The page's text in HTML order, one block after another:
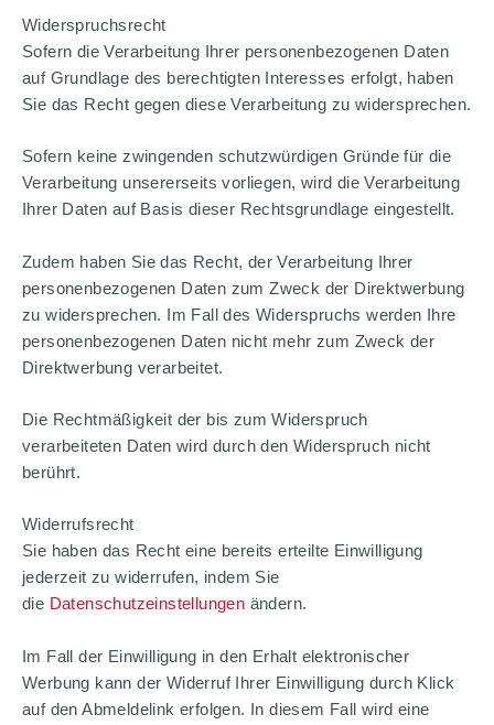
Widerspruchsrecht
Sofern die Verarbeitung Ihrer personenbezogenen Daten
auf Grundlage des berechtigten Interesses erfolgt, haben
Sie das Recht gegen diese Verarbeitung zu widersprechen.
Sofern keine zwingenden schutzwürdigen Gründe für die
Verarbeitung unsererseits vorliegen, wird die Verarbeitung
Ihrer Daten auf Basis dieser Rechtsgrundlage eingestellt.
Zudem haben Sie das Recht, der Verarbeitung Ihrer
personenbezogenen Daten zum Zweck der Direktwerbung
zu widersprechen. Im Fall des Widerspruchs werden Ihre
personenbezogenen Daten nicht mehr zum Zweck der
Direktwerbung verarbeitet.
Die Rechtmäßigkeit der bis zum Widerspruch
verarbeiteten Daten wird durch den Widerspruch nicht
berührt.
Widerrufsrecht
Sie haben das Recht eine bereits erteilte Einwilligung
jederzeit zu widerrufen, indem Sie
die Datenschutzeinstellungen ändern.
Im Fall der Einwilligung in den Erhalt elektronischer
Werbung kann der Widerruf Ihrer Einwilligung durch Klick
auf den Abmeldelink erfolgen. In diesem Fall wird eine